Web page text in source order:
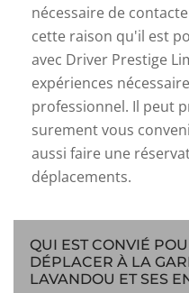
nécessaire de
cette raison qu'il est
avec Driver Prestige
expériences
professionnel. Il peut
surement vous
aussi faire une
déplacements.
QUI EST CONVIÉ
DÉPLACER À LA
LAVANDOU ET SES